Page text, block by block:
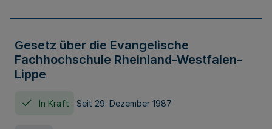
Gesetz über die Evangelische
Fachhochschule Rheinland-Westfalen-
Lippe
In Kraft Seit 29. Dezember 1987